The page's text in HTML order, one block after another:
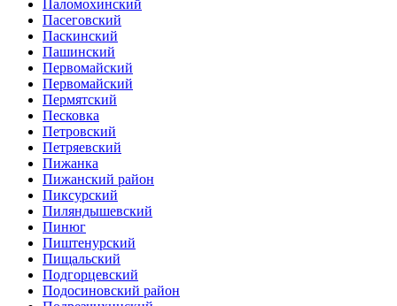
Паломохинский
Пасеговский
Паскинский
Пашинский
Первомайский
Первомайский
Пермятский
Песковка
Петровский
Петряевский
Пижанка
Пижанский район
Пиксурский
Пиляндышевский
Пинюг
Пиштенурский
Пищальский
Подгорцевский
Подосиновский район